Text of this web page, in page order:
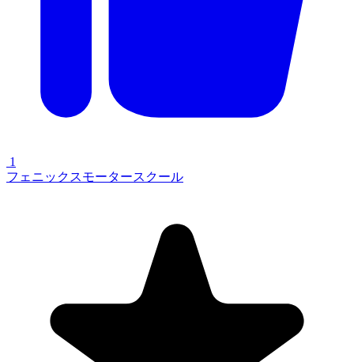
1
フェニックスモータースクール